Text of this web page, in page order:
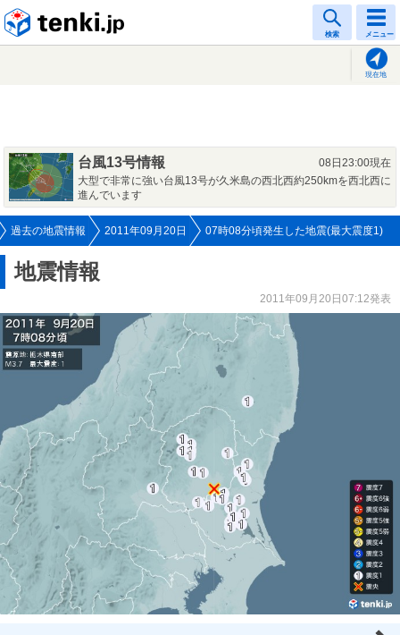
検索 メニュー
現在地
台風13号情報
08日23:00現在
大型で非常に強い台風13号が久米島の西北西約250kmを西北西に
進んでいます
過去の地震情報 2011年09月20日 07時08分頃発生した地震(最大震度1)
地震情報
2011年09月20日07:12発表